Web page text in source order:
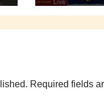
Required fields